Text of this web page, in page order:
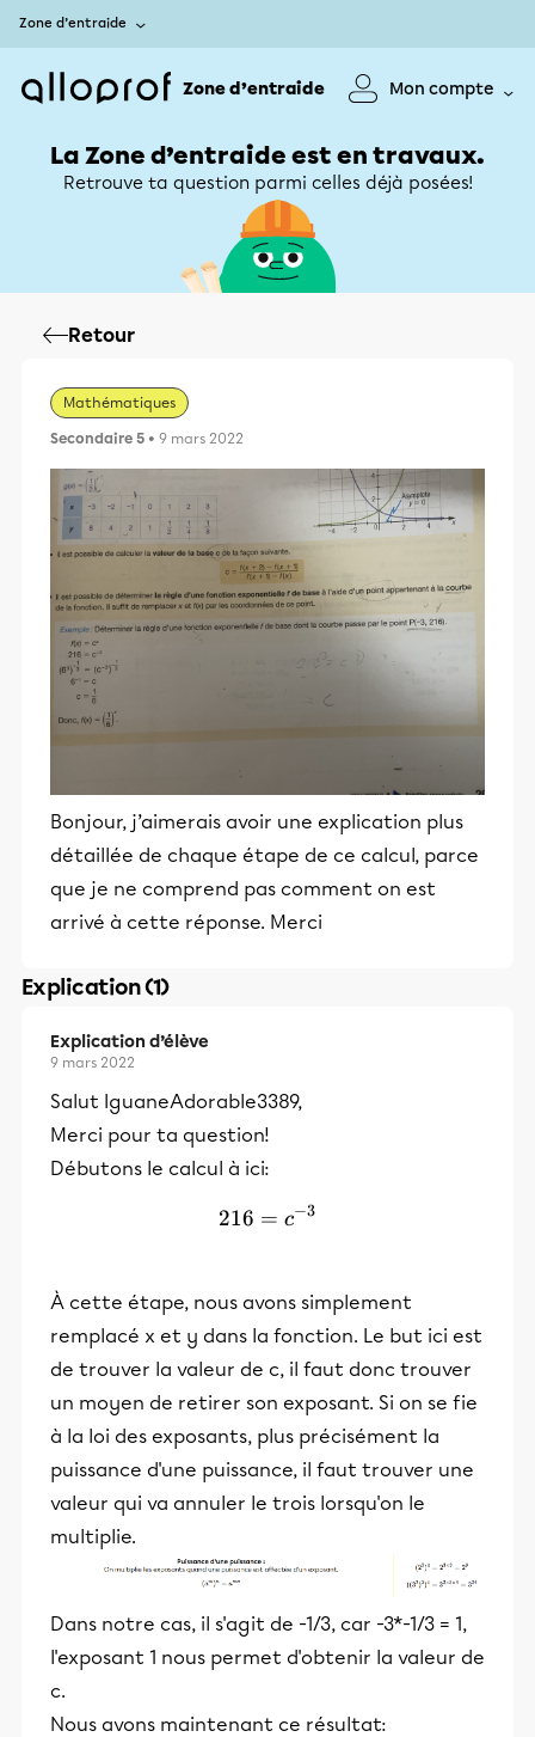
Zone d’entraide
Zone d’entraide Mon compte
La Zone d’entraide est en travaux.
Retrouve ta question parmi celles déjà posées!
Retour
Mathématiques
Secondaire 5 • 9 mars 2022
Bonjour, j’aimerais avoir une explication plus
détaillée de chaque étape de ce calcul, parce
que je ne comprend pas comment on est
arrivé à cette réponse. Merci
Explication (1)
Explication d’élève
9 mars 2022
Salut IguaneAdorable3389,
Merci pour ta question!
Débutons le calcul à ici:
216=c^{-3}
216 = c−3
À cette étape, nous avons simplement
remplacé x et y dans la fonction. Le but ici est
de trouver la valeur de c, il faut donc trouver
un moyen de retirer son exposant. Si on se fie
à la loi des exposants, plus précisément la
puissance d'une puissance, il faut trouver une
valeur qui va annuler le trois lorsqu'on le
multiplie.
Dans notre cas, il s'agit de -1/3, car -3*-1/3 = 1,
l'exposant 1 nous permet d'obtenir la valeur de
c.
Nous avons maintenant ce résultat: